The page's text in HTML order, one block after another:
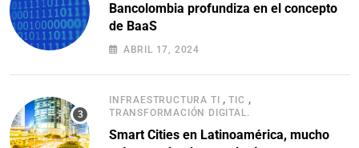
Bancolombia profundiza en el concepto
de BaaS
ABRIL 17, 2024
INFRAESTRUCTURA TI ,TIC ,
TRANSFORMACIÓN DIGITAL.
Smart Cities en Latinoamérica, mucho